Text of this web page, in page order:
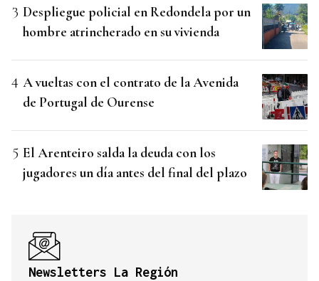
Despliegue policial en Redondela por un
hombre atrincherado en su vivienda
A vueltas con el contrato de la Avenida
de Portugal de Ourense
El Arenteiro salda la deuda con los
jugadores un día antes del final del plazo
Newsletters La Región